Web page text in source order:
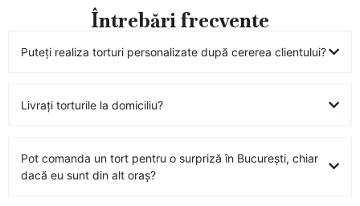
Întrebări frecvente
Puteți realiza torturi personalizate după cererea clientului?
Livrați torturile la domiciliu?
Pot comanda un tort pentru o surpriză în București, chiar
dacă eu sunt din alt oraș?